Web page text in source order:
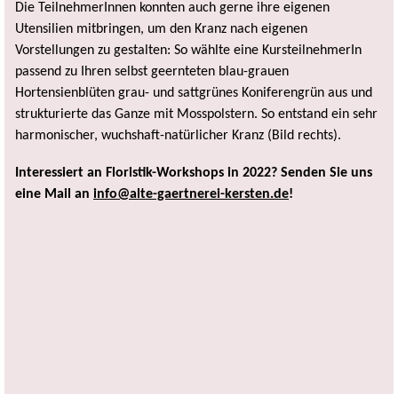
Die TeilnehmerInnen konnten auch gerne ihre eigenen
Utensilien mitbringen, um den Kranz nach eigenen
Vorstellungen zu gestalten: So wählte eine KursteilnehmerIn
passend zu Ihren selbst geernteten blau-grauen
Hortensienblüten grau- und sattgrünes Koniferengrün aus und
strukturierte das Ganze mit Mosspolstern. So entstand ein sehr
harmonischer, wuchshaft-natürlicher Kranz (Bild rechts).
Interessiert an Floristik-Workshops in 2022? Senden Sie uns
eine Mail an info@alte-gaertnerei-kersten.de!